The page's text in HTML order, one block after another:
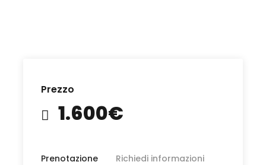
Prezzo
1.600€
Prenotazione Richiedi informazioni